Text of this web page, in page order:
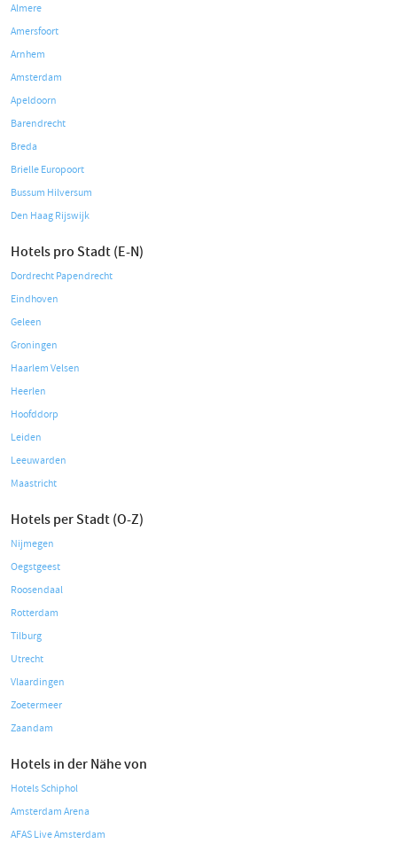
Almere
Amersfoort
Arnhem
Amsterdam
Apeldoorn
Barendrecht
Breda
Brielle Europoort
Bussum Hilversum
Den Haag Rijswijk
Hotels pro Stadt (E-N)
Dordrecht Papendrecht
Eindhoven
Geleen
Groningen
Haarlem Velsen
Heerlen
Hoofddorp
Leiden
Leeuwarden
Maastricht
Hotels per Stadt (O-Z)
Nijmegen
Oegstgeest
Roosendaal
Rotterdam
Tilburg
Utrecht
Vlaardingen
Zoetermeer
Zaandam
Hotels in der Nähe von
Hotels Schiphol
Amsterdam Arena
AFAS Live Amsterdam